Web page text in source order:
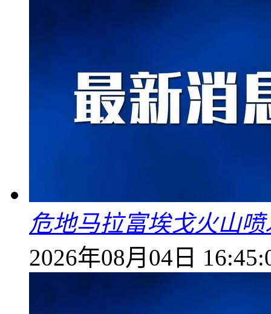
危地马拉富埃戈火山
2026年08月04日